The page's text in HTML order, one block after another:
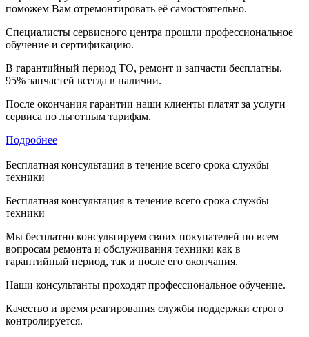
поможем Вам отремонтировать её самостоятельно.
Специалисты сервисного центра прошли профессиональное
обучение и сертификацию.
В гарантийный период ТО, ремонт и запчасти бесплатны.
95% запчастей всегда в наличии.
После окончания гарантии наши клиенты платят за услуги
сервиса по льготным тарифам.
Подробнее
Бесплатная консультация в течение всего срока службы
техники
Бесплатная консультация в течение всего срока службы
техники
Мы бесплатно консультируем своих покупателей по всем
вопросам ремонта и обслуживания техники как в
гарантийный период, так и после его окончания.
Наши консультанты проходят профессиональное обучение.
Качество и время реагирования службы поддержки строго
контролируется.